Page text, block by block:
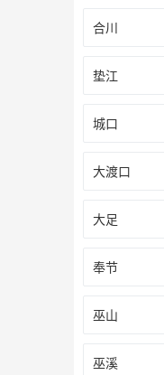
合川
垫江
城口
大渡口
大足
奉节
巫山
巫溪